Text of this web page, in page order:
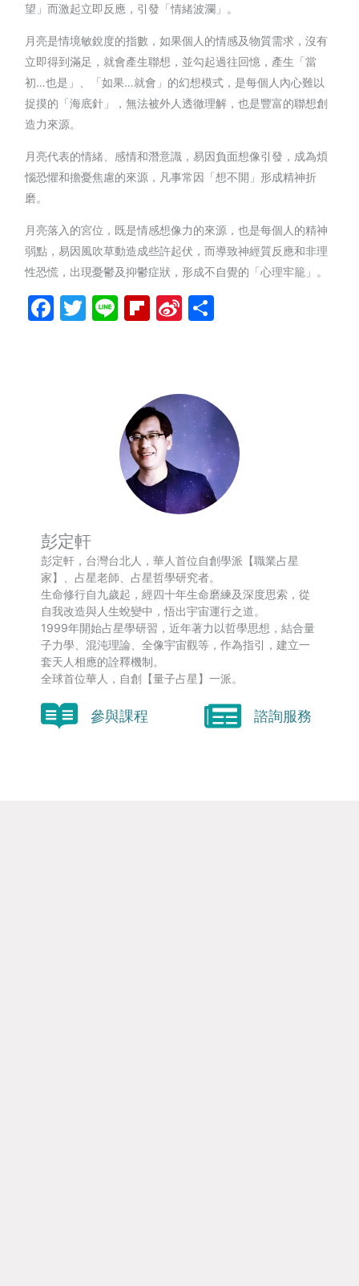
望」而激起立即反應，引發「情緒波瀾」。
月亮是情境敏銳度的指數，如果個人的情感及物質需求，沒有
立即得到滿足，就會產生聯想，並勾起過往回憶，產生「當
初…也是」、「如果…就會」的幻想模式，是每個人內心難以
捉摸的「海底針」，無法被外人透徹理解，也是豐富的聯想創
造力來源。
月亮代表的情緒、感情和潛意識，易因負面想像引發，成為煩
惱恐懼和擔憂焦慮的來源，凡事常因「想不開」形成精神折
磨。
月亮落入的宮位，既是情感想像力的來源，也是每個人的精神
弱點，易因風吹草動造成些許起伏，而導致神經質反應和非理
性恐慌，出現憂鬱及抑鬱症狀，形成不自覺的「心理牢籠」。
Facebook
Twitter
LineFlipboard
Sina
彭定軒
彭定軒，台灣台北人，華人首位自創學派【職業占星
家】、占星老師、占星哲學研究者。
生命修行自九歲起，經四十年生命磨練及深度思索，從
自我改造與人生蛻變中，悟出宇宙運行之道。
1999年開始占星學研習，近年著力以哲學思想，結合量
子力學、混沌理論、全像宇宙觀等，作為指引，建立一
套天人相應的詮釋機制。
全球首位華人，自創【量子占星】一派。
參與課程 諮詢服務